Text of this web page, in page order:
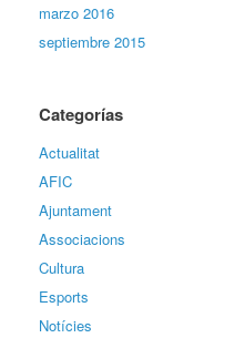
marzo 2016
septiembre 2015
Categorías
Actualitat
AFIC
Ajuntament
Associacions
Cultura
Esports
Notícies